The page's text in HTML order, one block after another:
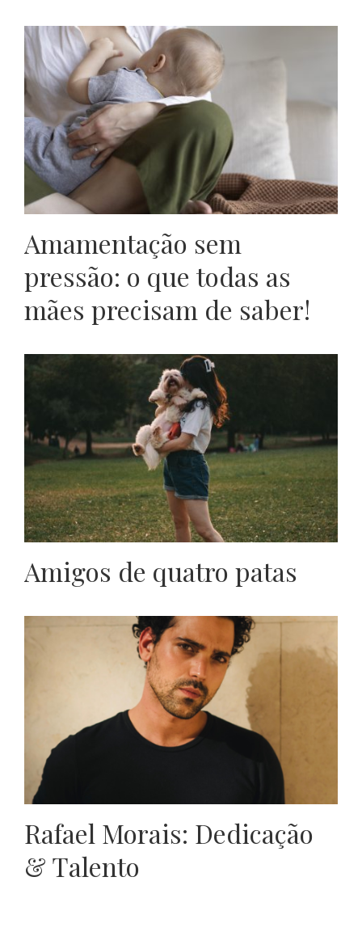
Amamentação sem
pressão: o que todas as
mães precisam de saber!
Amigos de quatro patas
Rafael Morais: Dedicação
& Talento